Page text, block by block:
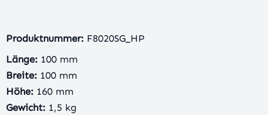
Produktnummer: F8020SG_HP
Länge: 100 mm
Breite: 100 mm
Höhe: 160 mm
Gewicht: 1,5 kg